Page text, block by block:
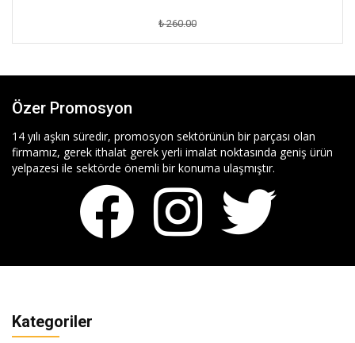
₺ 260.00
Özer Promosyon
14 yılı aşkın süredir, promosyon sektörünün bir parçası olan
firmamız, gerek ithalat gerek yerli imalat noktasında geniş ürün
yelpazesi ile sektörde önemli bir konuma ulaşmıştır.
Kategoriler